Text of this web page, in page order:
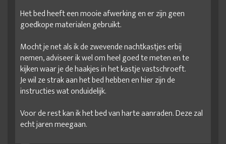
Het bed heeft een mooie afwerking en er zijn geen
goedkope materialen gebruikt.
Mocht je net als ik de zwevende nachtkastjes erbij
nemen, adviseer ik wel om heel goed te meten en te
kijken waar je de haakjes in het kastje vastschroeft.
Je wil ze strak aan het bed hebben en hier zijn de
instructies wat onduidelijk.
Voor de rest kan ik het bed van harte aanraden. Deze zal
echt jaren meegaan.